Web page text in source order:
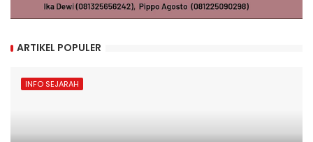
ARTIKEL POPULER
INFO SEJARAH